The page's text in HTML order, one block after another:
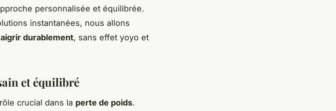
personnalisée et équilibrée.
instantanées, nous allons
durablement, sans effet yoyo et
et équilibré
crucial dans la perte de poids.